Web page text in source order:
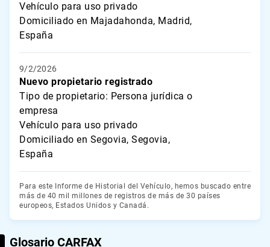
Vehículo para uso privado
Domiciliado en Majadahonda, Madrid,
España
9/2/2026
Nuevo propietario registrado
Tipo de propietario: Persona jurídica o
empresa
Vehículo para uso privado
Domiciliado en Segovia, Segovia,
España
Para este Informe de Historial del Vehículo, hemos buscado entre
más de 40 mil millones de registros de más de 30 países
europeos, Estados Unidos y Canadá.
Glosario CARFAX